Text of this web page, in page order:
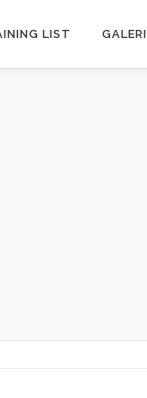
LIST GALERI